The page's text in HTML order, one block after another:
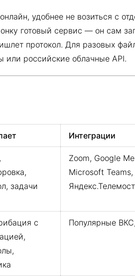
удобнее не возиться с
готовый сервис — он сам
протокол. Для разовых
российские облачные API.
Интеграции
задачи
Zoom, Google
Microsoft Teams,
Яндекс.Телемост
с
Популярные